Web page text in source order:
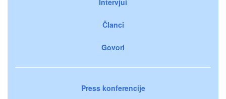
Članci
Govori
Press konferencije